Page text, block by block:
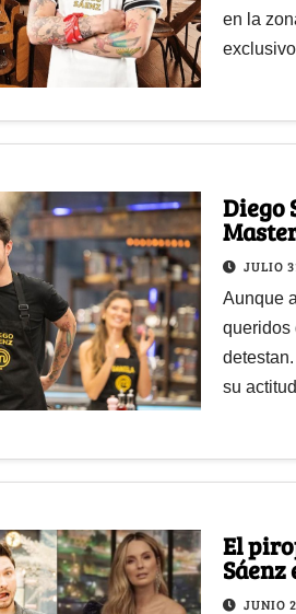
en la
Diego
JULIO
Aunque
queridos
su actitud
El
celos
JUNIO